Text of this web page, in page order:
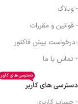
- وبلاگ
- قوانین و مقررات
-درخواست پیش فاکتور
- تماس با ما
دسترسی های کاربر
دسترسی های کاربر